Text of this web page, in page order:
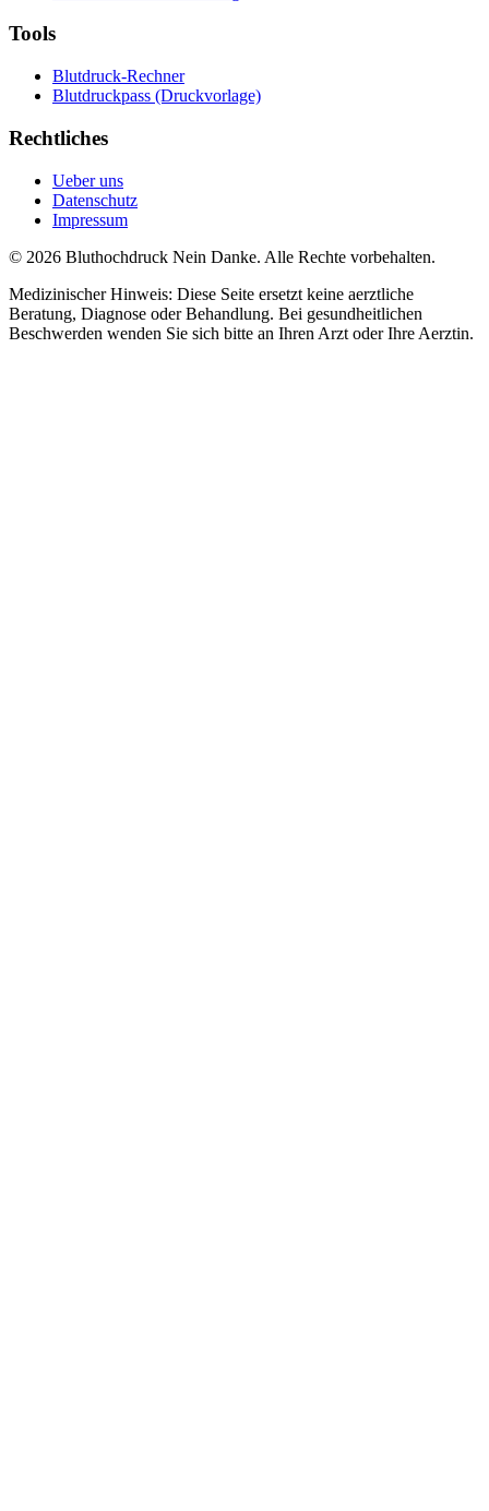
Tools
Blutdruck-Rechner
Blutdruckpass (Druckvorlage)
Rechtliches
Ueber uns
Datenschutz
Impressum
© 2026 Bluthochdruck Nein Danke. Alle Rechte vorbehalten.
Medizinischer Hinweis: Diese Seite ersetzt keine aerztliche
Beratung, Diagnose oder Behandlung. Bei gesundheitlichen
Beschwerden wenden Sie sich bitte an Ihren Arzt oder Ihre Aerztin.